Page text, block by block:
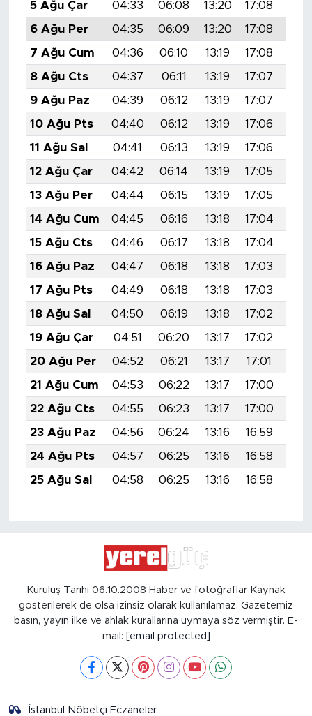
5 Ağu Çar 04:33 06:08 13:20 17:08
6 Ağu Per
04:35 06:09 13:20 17:08
7 Ağu Cum
04:36 06:10 13:19 17:08
8 Ağu Cts
04:37 06:11 13:19 17:07
9 Ağu Paz
04:39 06:12 13:19 17:07
10 Ağu Pts
04:40 06:12 13:19 17:06
11 Ağu Sal
04:41 06:13 13:19 17:06
12 Ağu Çar
04:42 06:14 13:19 17:05
13 Ağu Per
04:44 06:15 13:19 17:05
14 Ağu Cum
04:45 06:16 13:18 17:04
15 Ağu Cts
04:46 06:17 13:18 17:04
16 Ağu Paz
04:47 06:18 13:18 17:03
17 Ağu Pts
04:49 06:18 13:18 17:03
18 Ağu Sal
04:50 06:19 13:18 17:02
19 Ağu Çar
04:51 06:20 13:17 17:02
20 Ağu Per
04:52 06:21 13:17 17:01
21 Ağu Cum
04:53 06:22 13:17 17:00
22 Ağu Cts
04:55 06:23 13:17 17:00
23 Ağu Paz
04:56 06:24 13:16 16:59
24 Ağu Pts
04:57 06:25 13:16 16:58
25 Ağu Sal
04:58 06:25 13:16 16:58
Kuruluş Tarihi 06.10.2008 Haber ve fotoğraflar Kaynak
gösterilerek de olsa izinsiz olarak kullanılamaz. Gazetemiz
basın, yayın ilke ve ahlak kurallarına uymaya söz vermiştir. E-
mail: [email protected]
İstanbul Nöbetçi Eczaneler